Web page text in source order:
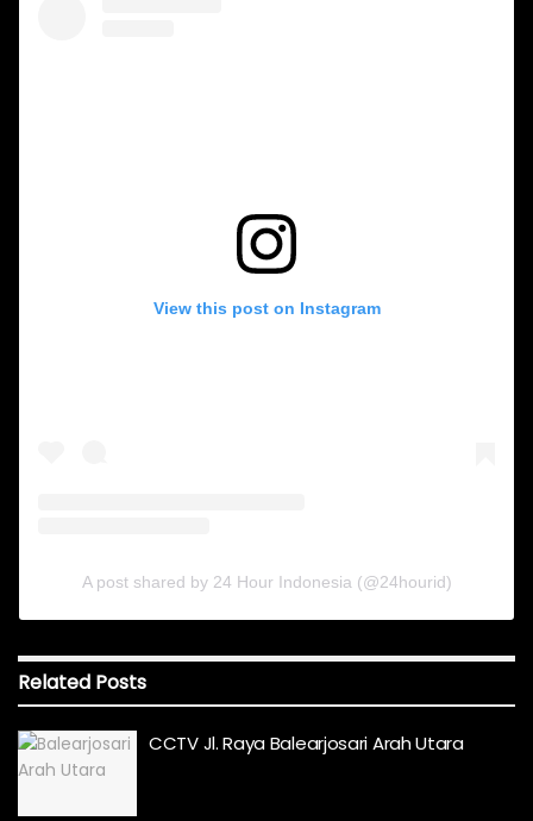
View this post on Instagram
A post shared by 24 Hour Indonesia (@24hourid)
Related Posts
CCTV Jl. Raya Balearjosari Arah Utara